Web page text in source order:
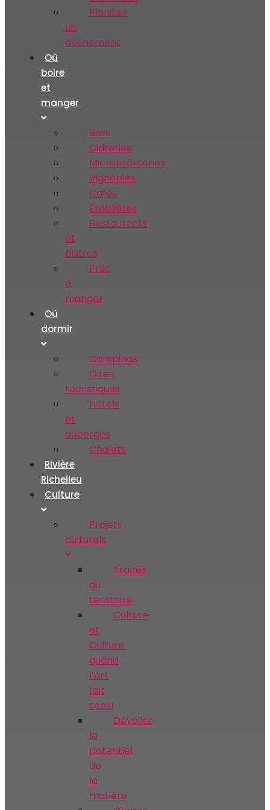
Planifier
un
événement
Où
boire
et
manger
Bars
Cidreries
Microbrasseries
Vignobles
Cafés
Érablières
Restaurants
et
bistros
Prêt
à
manger
Où
dormir
Campings
Gites
touristiques
Hôtels
et
auberges
Chalets
Rivière
Richelieu
Culture
Projets
culturels
Tracés
du
territoire
Culture
et
Culture:
quand
l’art
fait
sens!
Dévoiler
le
potentiel
de
la
matière